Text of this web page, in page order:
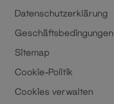
Datenschutzerklärung
Geschäftsbedingungen
Sitemap
Cookie-Politik
Cookies verwalten